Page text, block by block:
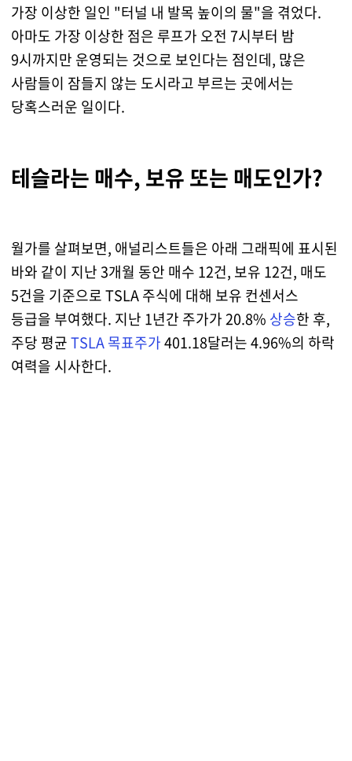
가장 이상한 일인 "터널 내 발목 높이의 물"을 겪었다.
아마도 가장 이상한 점은 루프가 오전 7시부터 밤
9시까지만 운영되는 것으로 보인다는 점인데, 많은
사람들이 잠들지 않는 도시라고 부르는 곳에서는
당혹스러운 일이다.
테슬라는 매수, 보유 또는 매도인가?
월가를 살펴보면, 애널리스트들은 아래 그래픽에 표시된
바와 같이 지난 3개월 동안 매수 12건, 보유 12건, 매도
5건을 기준으로 TSLA 주식에 대해 보유 컨센서스
등급을 부여했다. 지난 1년간 주가가 20.8% 상승한 후,
주당 평균TSLA 목표주가401.18달러는 4.96%의 하락
여력을 시사한다.